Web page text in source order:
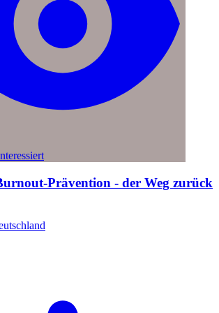
Prävention - der Weg zurück